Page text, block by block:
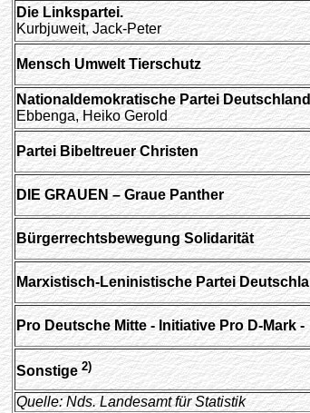
Die Linkspartei.
Kurbjuweit, Jack-Peter
Mensch Umwelt Tierschutz
Nationaldemokratische Partei
Ebbenga, Heiko Gerold
Partei Bibeltreuer Christen
DIE GRAUEN – Graue Panther
Bürgerrechtsbewegung Solidarität
Marxistisch-Leninistische Partei
Pro Deutsche Mitte - Initiative Pro D-Mark -
Sonstige2)
Quelle: Nds. Landesamt für Statistik